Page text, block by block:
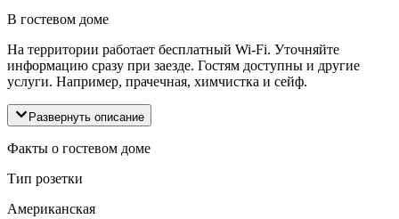
В гостевом доме
На территории работает бесплатный Wi-Fi. Уточняйте
информацию сразу при заезде. Гостям доступны и другие
услуги. Например, прачечная, химчистка и сейф.
Развернуть описание
Факты о гостевом доме
Тип розетки
Американская